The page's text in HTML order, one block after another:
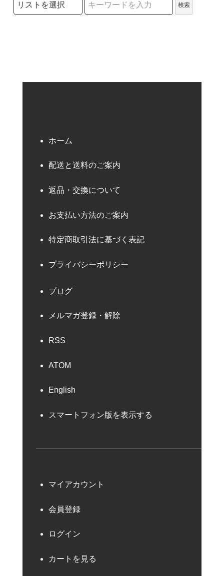
検索
ホーム
配送と送料のご案内
返品・交換について
お支払い方法のご案内
特定商取引法に基づく表記
プライバシーポリシー
ブログ
メルマガ登録・解除
RSS
ATOM
English
スマートフォン版を表示する
マイアカウント
会員登録
ログイン
カートを見る